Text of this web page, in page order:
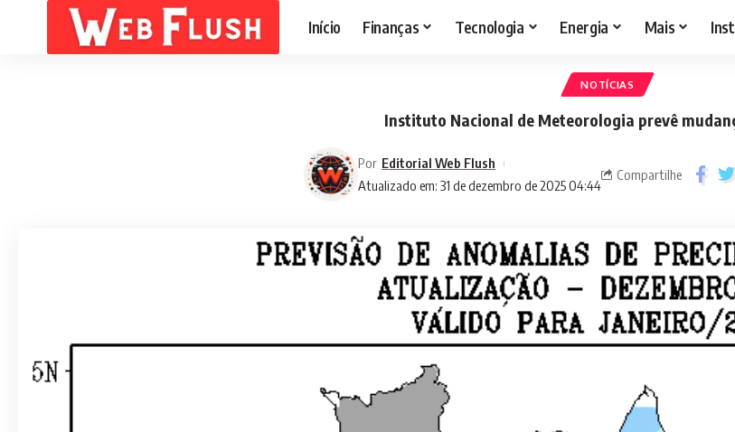
Início Finanças Tecnologia Energia Mais
NOTÍCIAS
Instituto Nacional de Meteorologia prevê
Atualizado em: 31 de dezembro de 2025 04:44
Por Editorial Web Flush
Compartilhe